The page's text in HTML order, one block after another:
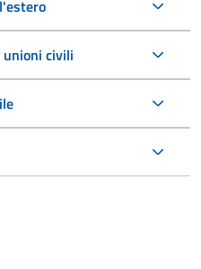
civili